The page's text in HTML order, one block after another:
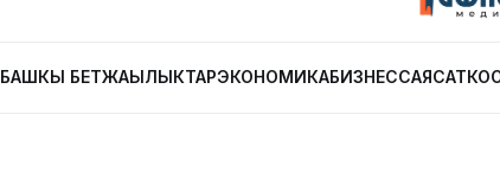
БАШКЫ БЕТЖАҢЫЛЫКТАРЭКОНОМИКАБИЗНЕССАЯСАТ